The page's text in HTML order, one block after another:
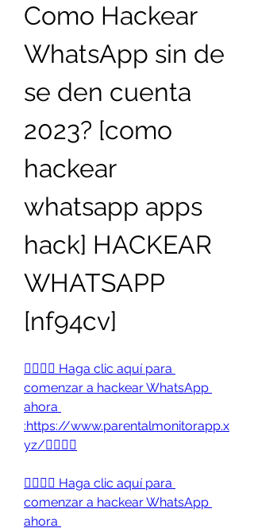
Como Hackear
WhatsApp sin de
se den cuenta
2023? [como
hackear
whatsapp apps
hack] HACKEAR
WHATSAPP
[nf94cv]
👉🏻👉🏻 Haga clic aquí para
comenzar a hackear WhatsApp
ahora
:https://www.parentalmonitorapp.x
yz/👈🏻👈🏻
👉🏻👉🏻 Haga clic aquí para
comenzar a hackear WhatsApp
ahora